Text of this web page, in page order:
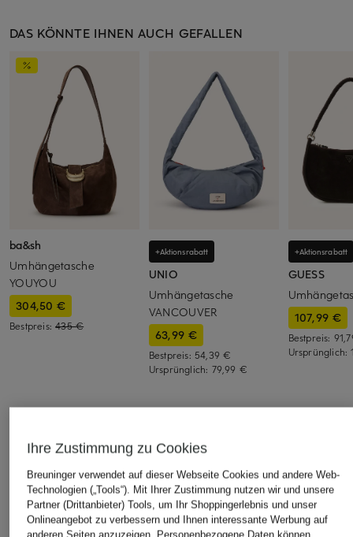
DAS KÖNNTE IHNEN AUCH GEFALLEN
ba&sh
Umhängetasche
YOUYOU
304,50 €
Bestpreis:435 €
+Aktionsrabatt
UNIO
Umhängetasche
VANCOUVER
63,99 €
Bestpreis: 54,39 €
Ursprünglich: 79,99 €
+Aktionsrabatt
GUESS
107,99 €
Bestpreis:
Ursprünglich:
Ihre Zustimmung zu Cookies
Breuninger verwendet auf dieser Webseite Cookies und andere Web-
Technologien („Tools“). Mit Ihrer Zustimmung nutzen wir und unsere
Partner (Drittanbieter) Tools, um Ihr Shoppingerlebnis und unser
Onlineangebot zu verbessern und Ihnen interessante Werbung auf
anderen Seiten anzuzeigen. Personenbezogene Daten können